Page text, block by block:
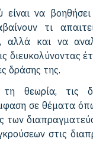
να
τι
αλλά και να
διευκολύνοντας
δράσης της.
θεωρία, τις
σε θέματα
των
στις